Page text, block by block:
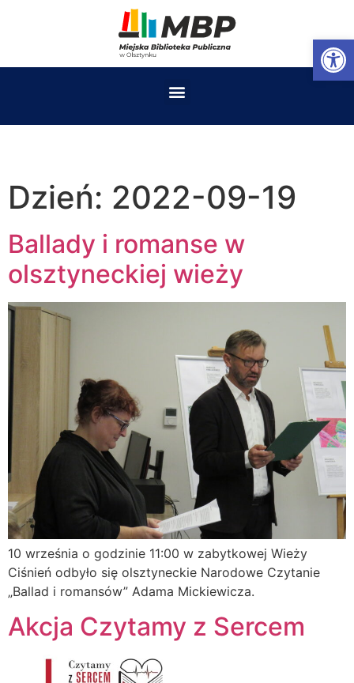
Dzień: 2022-09-19
Ballady i romanse w
olsztyneckiej wieży
10 września o godzinie 11:00 w zabytkowej Wieży
Ciśnień odbyło się olsztyneckie Narodowe Czytanie
„Ballad i romansów” Adama Mickiewicza.
Akcja Czytamy z Sercem